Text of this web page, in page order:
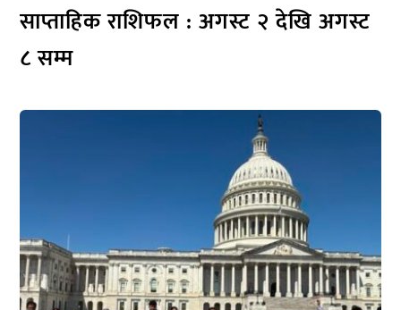
साप्ताहिक राशिफल : अगस्ट २ देखि अगस्ट
८ सम्म